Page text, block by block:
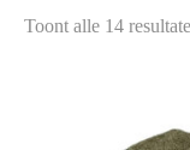
Toont alle 14